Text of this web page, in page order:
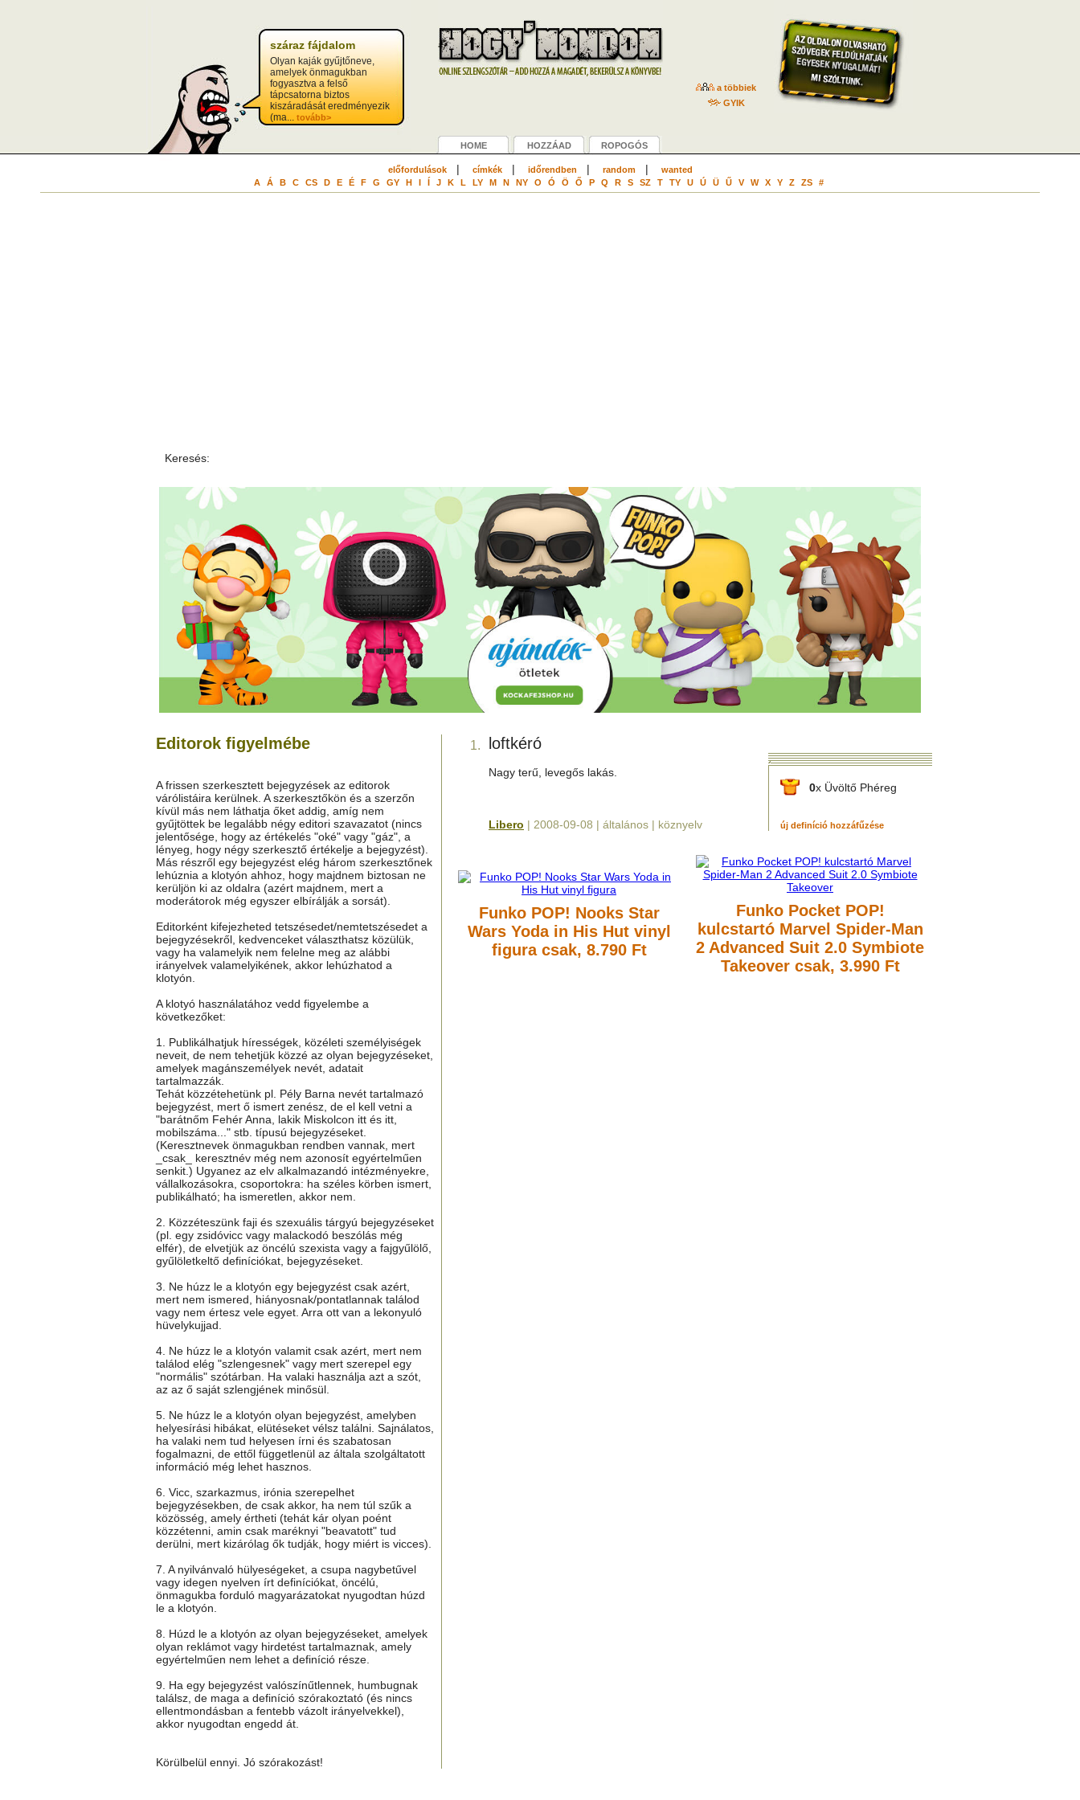
száraz fájdalom
Olyan kaják gyűjtőneve,
amelyek önmagukban
fogyasztva a felső
tápcsatorna biztos
kiszáradását eredményezik
(ma... tovább>
a többiek
GYIK
HOME HOZZÁAD ROPOGÓS
előfordulások| címkék| időrendben | random|
wanted
A
Á B C CS D E É F G GY H I Í J K L LY M N NY O Ó Ö Ő P Q R S SZ T TY U Ú Ü Ű V W X Y Z ZS #
Keresés:
Editorok figyelmébe
A frissen szerkesztett bejegyzések az editorok
várólistáira kerülnek. A szerkesztőkön és a szerzőn
kívül más nem láthatja őket addig, amíg nem
gyűjtöttek be legalább négy editori szavazatot (nincs
jelentősége, hogy az értékelés "oké" vagy "gáz", a
lényeg, hogy négy szerkesztő értékelje a bejegyzést).
Más részről egy bejegyzést elég három szerkesztőnek
lehúznia a klotyón ahhoz, hogy majdnem biztosan ne
kerüljön ki az oldalra (azért majdnem, mert a
moderátorok még egyszer elbírálják a sorsát).
Editorként kifejezheted tetszésedet/nemtetszésedet a
bejegyzésekről, kedvenceket választhatsz közülük,
vagy ha valamelyik nem felelne meg az alábbi
irányelvek valamelyikének, akkor lehúzhatod a
klotyón.
A klotyó használatához vedd figyelembe a
következőket:
1. Publikálhatjuk hírességek, közéleti személyiségek
neveit, de nem tehetjük közzé az olyan bejegyzéseket,
amelyek magánszemélyek nevét, adatait
tartalmazzák.
Tehát közzétehetünk pl. Pély Barna nevét tartalmazó
bejegyzést, mert ő ismert zenész, de el kell vetni a
"barátnőm Fehér Anna, lakik Miskolcon itt és itt,
mobilszáma..." stb. típusú bejegyzéseket.
(Keresztnevek önmagukban rendben vannak, mert
_csak_ keresztnév még nem azonosít egyértelműen
senkit.) Ugyanez az elv alkalmazandó intézményekre,
vállalkozásokra, csoportokra: ha széles körben ismert,
publikálható; ha ismeretlen, akkor nem.
2. Közzéteszünk faji és szexuális tárgyú bejegyzéseket
(pl. egy zsidóvicc vagy malackodó beszólás még
elfér), de elvetjük az öncélú szexista vagy a fajgyűlölő,
gyűlöletkeltő definíciókat, bejegyzéseket.
3. Ne húzz le a klotyón egy bejegyzést csak azért,
mert nem ismered, hiányosnak/pontatlannak találod
vagy nem értesz vele egyet. Arra ott van a lekonyuló
hüvelykujjad.
4. Ne húzz le a klotyón valamit csak azért, mert nem
találod elég "szlengesnek" vagy mert szerepel egy
"normális" szótárban. Ha valaki használja azt a szót,
az az ő saját szlengjének minősül.
5. Ne húzz le a klotyón olyan bejegyzést, amelyben
helyesírási hibákat, elütéseket vélsz találni. Sajnálatos,
ha valaki nem tud helyesen írni és szabatosan
fogalmazni, de ettől függetlenül az általa szolgáltatott
információ még lehet hasznos.
6. Vicc, szarkazmus, irónia szerepelhet
bejegyzésekben, de csak akkor, ha nem túl szűk a
közösség, amely értheti (tehát kár olyan poént
közzétenni, amin csak maréknyi "beavatott" tud
derülni, mert kizárólag ők tudják, hogy miért is vicces).
7. A nyilvánvaló hülyeségeket, a csupa nagybetűvel
vagy idegen nyelven írt definíciókat, öncélú,
önmagukba forduló magyarázatokat nyugodtan húzd
le a klotyón.
8. Húzd le a klotyón az olyan bejegyzéseket, amelyek
olyan reklámot vagy hirdetést tartalmaznak, amely
egyértelműen nem lehet a definíció része.
9. Ha egy bejegyzést valószínűtlennek, humbugnak
találsz, de maga a definíció szórakoztató (és nincs
ellentmondásban a fentebb vázolt irányelvekkel),
akkor nyugodtan engedd át.
Körülbelül ennyi. Jó szórakozást!
1. loftkéró
Nagy terű, levegős lakás.
0x Üvöltő Phéreg
Libero | 2008-09-08 | általános | köznyelv új definíció hozzáfűzése
Funko POP! Nooks Star
Wars Yoda in His Hut vinyl
figuracsak, 8.790 Ft
Funko Pocket POP!
kulcstartó Marvel Spider-Man
2 Advanced Suit 2.0 Symbiote
Takeovercsak, 3.990 Ft